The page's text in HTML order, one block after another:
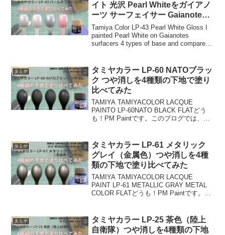
イト 光沢 Pearl Whiteをガイアノ
ーツ サーフェイサー Gaianotes
surfacers 4種類の下地に塗装し
て比較してみた。
Tamiya Color LP-43 Pearl White Gloss I
painted Pearl White on Gaianotes
surfacers 4 types of base and compared
タミヤ
タミヤカラー LP-60 NATOブラッ
ク つや消しを4種類の下地で塗り
比べてみた
TAMIYA TAMIYACOLOR LACQUE
PAINTO LP-60NATO BLACK FLATどう
も！PM Paintです。このブログでは、ガ
います。お使い...
タミヤ
タミヤカラー LP-61 メタリック
グレイ（金属色）つや消しを4種
類の下地で塗り比べてみた
TAMIYA TAMIYACOLOR LACQUE
PAINT LP-61 METALLIC GRAY METAL
COLOR FLATどうも！PM Paintです。こ
つ...
タミヤ
タミヤカラー LP-25 茶色（陸上
自衛隊）つや消しを4種類の下地